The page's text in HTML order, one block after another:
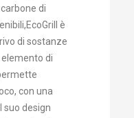
di
è
di sostanze
di
con una
suo design